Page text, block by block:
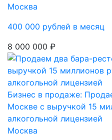
Москва
400 000 рублей в месяц
8 000 000 ₽
Бизнес в продаже:
Москве с выручкой 15
алкогольной лицензией
Москва